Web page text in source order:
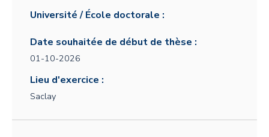
Université / École doctorale :
Date souhaitée de début de thèse :
01-10-2026
Lieu d'exercice :
Saclay